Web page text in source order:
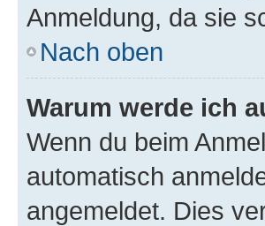
Anmeldung, da sie
Nach oben
Warum werde ich
Wenn du beim
automatisch
angemeldet. Dies